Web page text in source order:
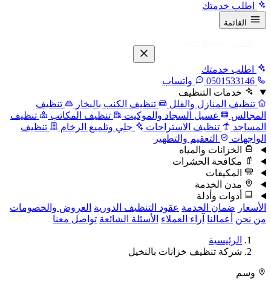
اطلب خدمتك
القائمة
اطلب خدمتك
0501533146
واتساب
خدمات التنظيف
تنظيف المنازل والفلل
تنظيف الكنب بالبخار
تنظيف
المجالس
غسيل السجاد والموكيت تنظيف المكاتب
تنظيف
المساجد
تنظيف الاستراحات جلي وتلميع الرخام
تنظيف
الواجهات
التعقيم والتطهير
الخزانات والمياه
مكافحة الحشرات
المكيفات
مدن الخدمة
أدوات وأدلة
الأسعار ضمان الخدمة عقود التنظيف الدورية العروض والخصومات
من نحن
أعمالنا آراء العملاء الأسئلة الشائعة تواصل معنا
الرئيسية
شركة تنظيف خزانات بالنخيل
وسم